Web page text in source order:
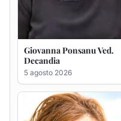
Maria Antonietta Orrù
ved. Peddio
5 agosto 2026